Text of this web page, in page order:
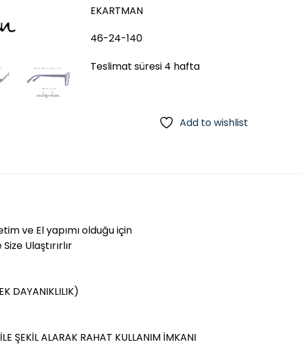
EKARTMAN
46-24-140
Teslimat süresi 4 hafta
Add to wishlist
ve El yapımı olduğu için
Ulaştırırlır
DAYANIKLILIK)
ŞEKİL ALARAK RAHAT KULLANIM İMKANI